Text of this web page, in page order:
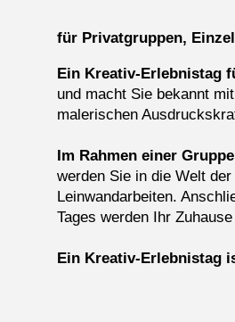
für Privatgruppen,
Ein Kreativ-Erlebnistag
und macht Sie bekannt
malerischen
Im Rahmen einer
werden Sie in die Welt
Leinwandarbeiten.
Tages werden Ihr
Ein Kreativ-Erlebnistag